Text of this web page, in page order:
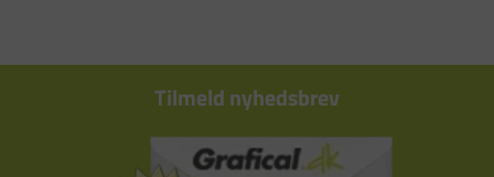
Tilmeld nyhedsbrev